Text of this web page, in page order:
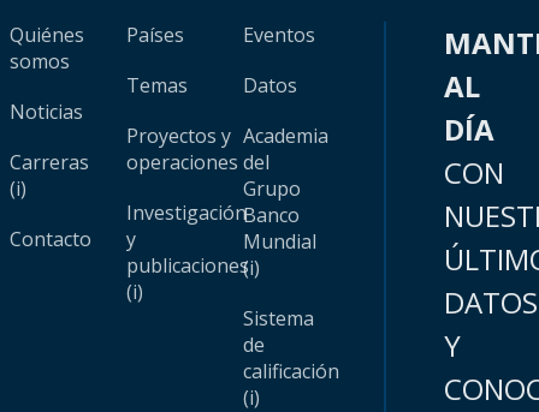
Quiénes
somos
Noticias
Carreras
(i)
Contacto
Países
Temas
Proyectos y
operaciones
Investigación
y
publicaciones
(i)
Eventos
Datos
Academia
del
Grupo
Banco
Mundial
(i)
Sistema
de
calificación
(i)
AL
DÍA
CON
DATOS
Y